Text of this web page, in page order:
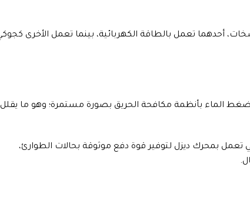
تعمل بالطاقة الكهربائية، بينما تعمل الأخرى
الماء بأنظمة مكافحة الحريق بصورة مستمرة؛ وهو ما يقلل
تعمل بمحرك ديزل لتوفير قوة دفع موثوقة بحالات الطوارئ،